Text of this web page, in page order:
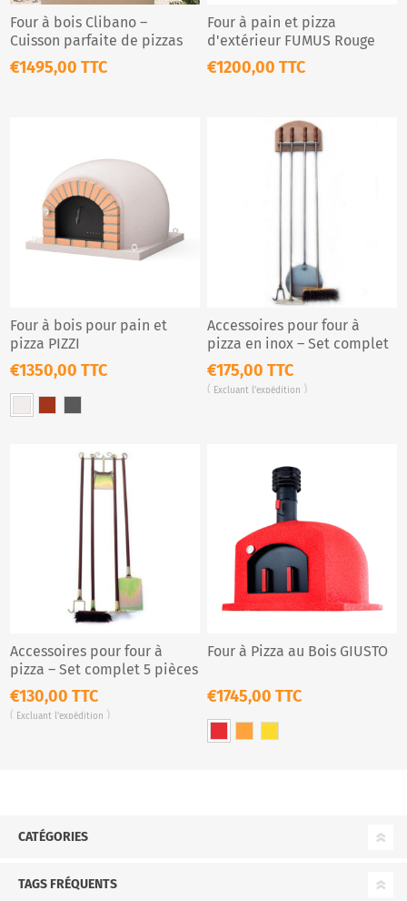
Four à bois Clibano –
Cuisson parfaite de pizzas
et pains
€1495,00 TTC
Four à pain et pizza
d'extérieur FUMUS Rouge
€1200,00 TTC
Four à bois pour pain et
pizza PIZZI
€1350,00 TTC
Accessoires pour four à
pizza en inox – Set complet
4 pièces
€175,00 TTC
Excluant l'expédition
Accessoires pour four à
pizza – Set complet 5 pièces
pour four à bois
€130,00 TTC
Excluant l'expédition
Four à Pizza au Bois GIUSTO
€1745,00 TTC
CATÉGORIES
TAGS FRÉQUENTS